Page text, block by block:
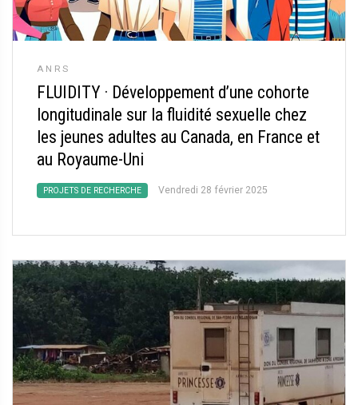
ANRS
FLUIDITY · Développement d’une cohorte
longitudinale sur la fluidité sexuelle chez
les jeunes adultes au Canada, en France et
au Royaume-Uni
PROJETS DE RECHERCHE Vendredi 28 février 2025